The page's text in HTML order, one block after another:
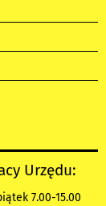
Urzędu:
7.00-15.00